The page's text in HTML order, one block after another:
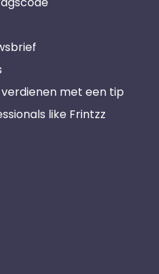
met een tip
like Frintzz